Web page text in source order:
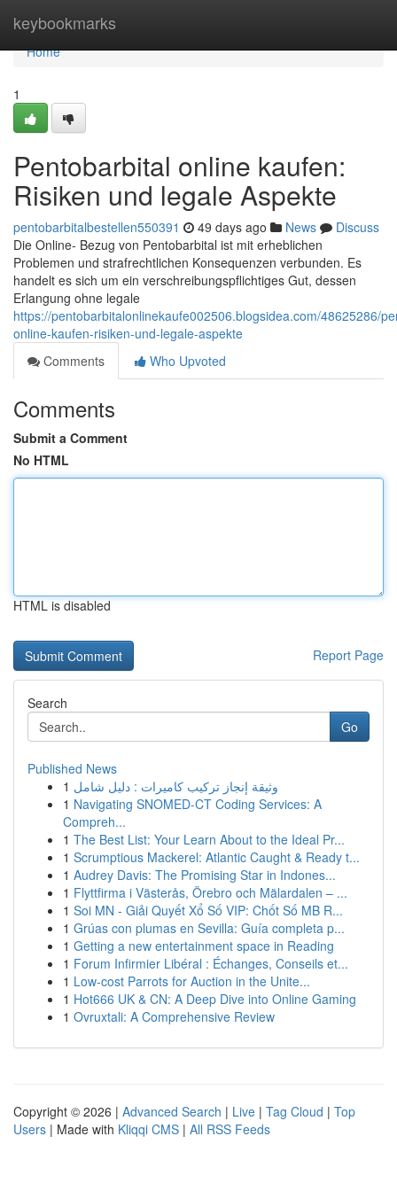
keybookmarks
Home
Home
1
Pentobarbital online kaufen:
Risiken und legale Aspekte
pentobarbitalbestellen550391 49 days ago News
Discuss
Die Online- Bezug von Pentobarbital ist mit erheblichen
Problemen und strafrechtlichen Konsequenzen verbunden. Es
handelt es sich um ein verschreibungspflichtiges Gut, dessen
Erlangung ohne legale
https://pentobarbitalonlinekaufe002506.blogsidea.com/48625286/
online-kaufen-risiken-und-legale-aspekte
Comments
Who Upvoted
Comments
Submit a Comment
No HTML
HTML is disabled
Report Page
Search
Go
Published News
1 وثيقة إنجاز تركيب كاميرات : دليل شامل
1 Navigating SNOMED-CT Coding Services: A
Compreh...
1 The Best List: Your Learn About to the Ideal Pr...
1 Scrumptious Mackerel: Atlantic Caught & Ready t...
1 Audrey Davis: The Promising Star in Indones...
1 Flyttfirma i Västerås, Örebro och Mälardalen – ...
1 Soi MN - Giải Quyết Xổ Số VIP: Chốt Số MB R...
1 Grúas con plumas en Sevilla: Guía completa p...
1 Getting a new entertainment space in Reading
1 Forum Infirmier Libéral : Échanges, Conseils et...
1 Low-cost Parrots for Auction in the Unite...
1 Hot666 UK & CN: A Deep Dive into Online Gaming
1 Ovruxtali: A Comprehensive Review
Copyright © 2026 | Advanced Search | Live | Tag Cloud | Top
Users | Made with Kliqqi CMS | All RSS Feeds